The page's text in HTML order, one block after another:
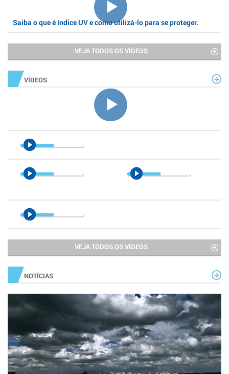
Saiba o que é índice UV e como utilizá-lo para se proteger.
VEJA TODOS OS VÍDEOS
VÍDEOS
VEJA TODOS OS VÍDEOS
NOTÍCIAS